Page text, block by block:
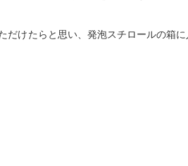
だけたらと思い、発泡スチロールの箱